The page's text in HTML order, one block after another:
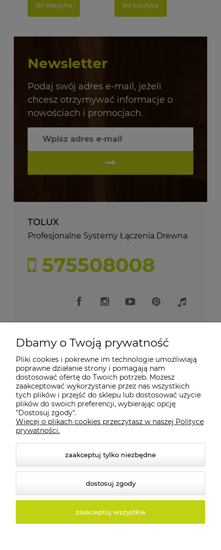
do koszyka do koszyka
Newsletter
Podaj swój adres e-mail, jeżeli
chcesz otrzymywać informacje o
nowościach i promocjach.
TOLUX
Profesjonalne Systemy Łączenia Drewna
575508008
Moje konto
Płatności i dostawa
Informacje
Styl graficzny i aplikacje ShopGadget.pl
Dbamy o Twoją prywatność
Pliki cookies i pokrewne im technologie umożliwiają
poprawne działanie strony i pomagają nam
dostosować ofertę do Twoich potrzeb. Możesz
zaakceptować wykorzystanie przez nas wszystkich
tych plików i przejść do sklepu lub dostosować użycie
plików do swoich preferencji, wybierając opcję
"Dostosuj zgody".
Więcej o plikach cookies przeczytasz w naszej Polityce
prywatności.
zaakceptuj tylko niezbędne
dostosuj zgody
zaakceptuj wszystkie